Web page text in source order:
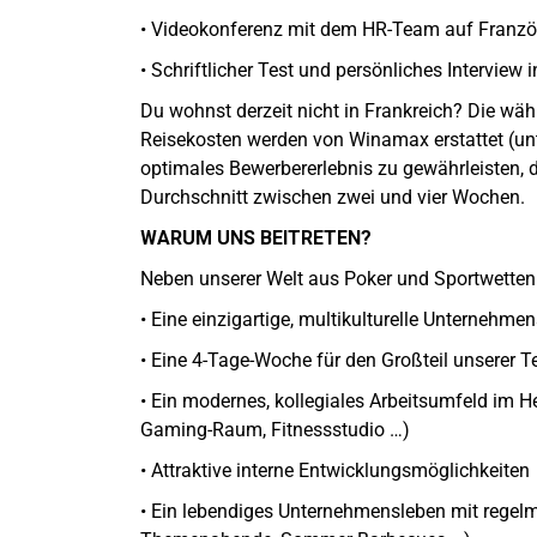
• Videokonferenz mit dem HR-Team auf
• Schriftlicher Test und persönliches Interview
Du wohnst derzeit nicht in Frankreich? Die
Reisekosten werden von Winamax erstattet
optimales Bewerbererlebnis zu gewährleisten,
Durchschnitt zwischen zwei und vier Wochen.
WARUM UNS BEITRETEN?
Neben unserer Welt aus Poker und
• Eine einzigartige, multikulturelle
• Eine 4-Tage-Woche für den Großteil unserer
• Ein modernes, kollegiales Arbeitsumfeld im
Gaming-Raum, Fitnessstudio …)
• Attraktive interne Entwicklungsmöglichkeiten
• Ein lebendiges Unternehmensleben mit